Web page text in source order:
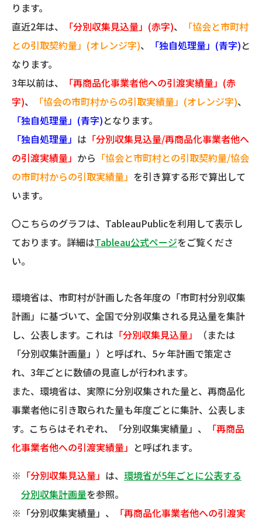
ります。
直近2年は、
「分別収集見込量」(赤字)、
「協会と市町村
との引取契約量」(オレンジ字)、 「独自処理量」(青字)と
なります。
3年以前は、
「再商品化事業者他への引渡実績量」(赤
字)、 「協会の市町村からの引取実績量」(オレンジ字)、
「独自処理量」(青字)となります。
「独自処理量」 は 「分別収集見込量/再商品化事業者他へ
の引渡実績量」 から 「協会と市町村との引取契約量/協会
の市町村からの引取実績量」 を引き算する形で算出して
います。
〇こちらのグラフは、TableauPublicを利用して表示し
ております。詳細はTableau公式ページをご覧くださ
い。
環境省は、市町村が計画した各年度の「市町村分別収集
計画」に基づいて、全国で分別収集される見込量を集計
し、公表します。これは 「分別収集見込量」
（または
「分別収集計画量」）と呼ばれ、5ヶ年計画で策定さ
れ、3年ごとに数値の見直しが行われます。
また、環境省は、実際に分別収集された量と、再商品化
事業者他に引き取られた量も年度ごとに集計、公表しま
す。こちらはそれぞれ、「分別収集実績量」、
「再商品
化事業者他への引渡実績量」 と呼ばれます。
※ 「分別収集見込量」 は、 環境省が5年ごとに公表する
分別収集計画量を参照。
※「分別収集実績量」、
「再商品化事業者他への引渡実